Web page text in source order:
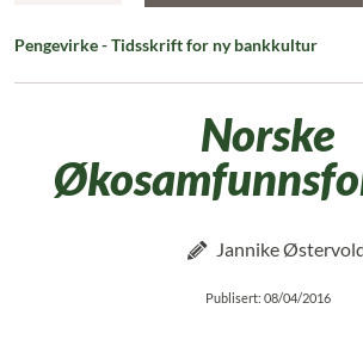
Pengevirke - Tidsskrift for ny bankkultur
Norske
Jannike
Publisert: 08/04/2016